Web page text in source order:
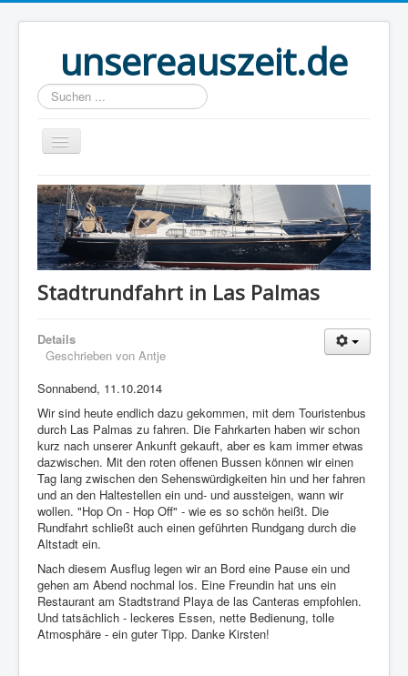
unsereauszeit.de
Suchen
...
Start
(B)logbuch
Welt Ahoi
Über uns
Impressum
Datenschutz
Stadtrundfahrt in Las Palmas
Details
Geschrieben von Antje
Sonnabend, 11.10.2014
Wir sind heute endlich dazu gekommen, mit dem Touristenbus
durch Las Palmas zu fahren. Die Fahrkarten haben wir schon
kurz nach unserer Ankunft gekauft, aber es kam immer etwas
dazwischen. Mit den roten offenen Bussen können wir einen
Tag lang zwischen den Sehenswürdigkeiten hin und her fahren
und an den Haltestellen ein und- und aussteigen, wann wir
wollen. "Hop On - Hop Off" - wie es so schön heißt. Die
Rundfahrt schließt auch einen geführten Rundgang durch die
Altstadt ein.
Nach diesem Ausflug legen wir an Bord eine Pause ein und
gehen am Abend nochmal los. Eine Freundin hat uns ein
Restaurant am Stadtstrand Playa de las Canteras empfohlen.
Und tatsächlich - leckeres Essen, nette Bedienung, tolle
Atmosphäre - ein guter Tipp. Danke Kirsten!